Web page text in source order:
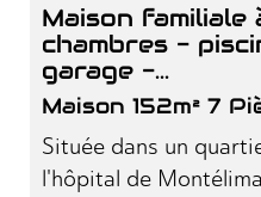
maison familiale à vendre - 5
chambres -
garage -...
Maison 152m² 7
Située dans un
l'hôpital de